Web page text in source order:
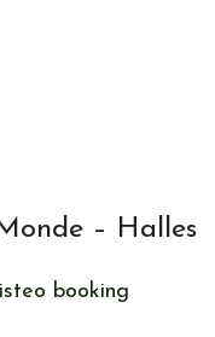
– Halles
booking